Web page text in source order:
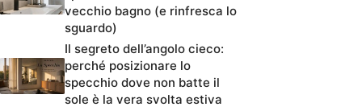
vecchio bagno (e rinfresca lo
sguardo)
Il segreto dell’angolo cieco:
perché posizionare lo
specchio dove non batte il
sole è la vera svolta estiva